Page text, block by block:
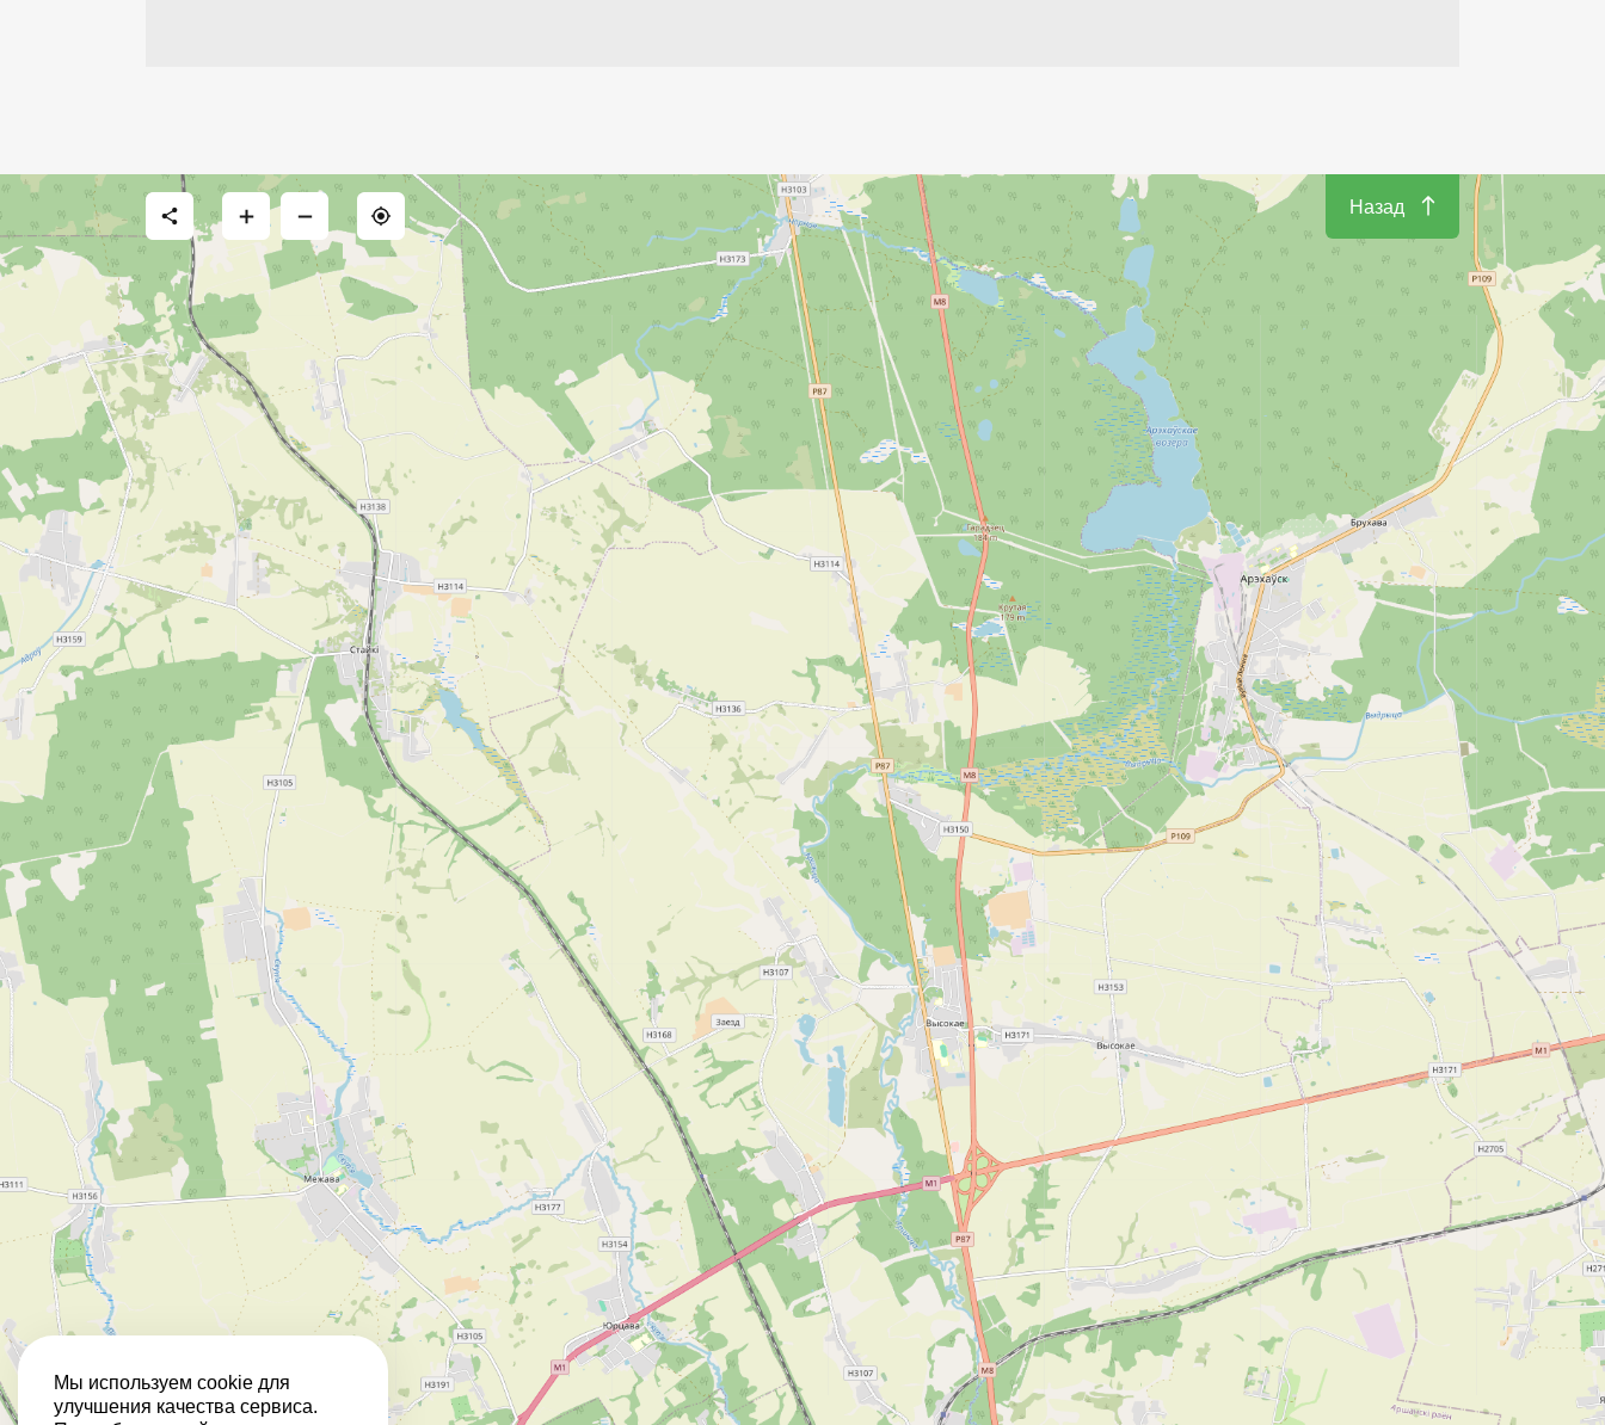
Назад
Мы используем cookie для
улучшения качества сервиса.